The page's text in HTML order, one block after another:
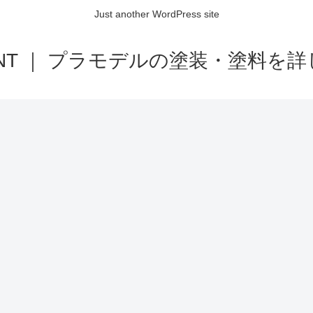
Just another WordPress site
｜ プラモデルの塗装・塗料を詳